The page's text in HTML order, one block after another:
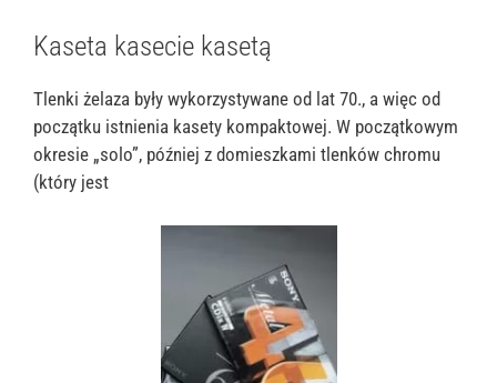
Kaseta kasecie kasetą
Tlenki żelaza były wykorzystywane od lat 70., a więc od
początku istnienia kasety kompaktowej. W początkowym
okresie „solo”, później z domieszkami tlenków chromu
(który jest